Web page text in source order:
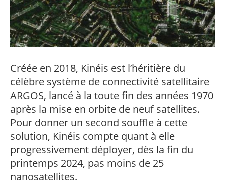
S’engager à Télécom
Paris
Numérique
responsable : nos
élèves impliqués
Parcours Numérique
Responsable
Enquête 1er emploi
Corps des Mines
Parcours Talents : un
Double Diplôme
donnant accès aux
Corps techniques de
Artificielle en
alternance
(admissions closes)
Expert
cybersécurité des
systèmes
d’information
Intelligence
Artificielle – Expert
Data & MLops
Intelligence
Artificielle
multimodale et
autonome
Je suis élève en
situation de
handicap, comment
faire ?
Vous êtes admis,
arrivée
Financement
Entreprises &
solutions Mastère
Spécialisé
Brochures &
contacts
Événements des
professionnel
• Journaliste
• Diplômé
Créée en 2018, Kinéis est l’héritière du
célèbre système de connectivité satellitaire
ARGOS, lancé à la toute fin des années 1970
après la mise en orbite de neuf satellites.
Pour donner un second souffle à cette
solution, Kinéis compte quant à elle
progressivement déployer, dès la fin du
printemps 2024, pas moins de 25
nanosatellites.